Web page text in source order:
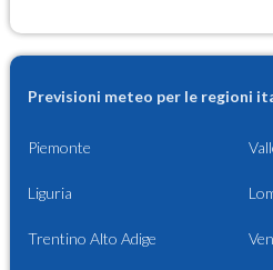
Previsioni meteo per le regioni
Piemonte
Liguria
Trentino Alto Adige